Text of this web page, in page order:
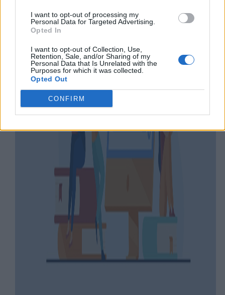
I want to opt-out of processing my
Personal Data for Targeted Advertising.
Opted In
I want to opt-out of Collection, Use,
Retention, Sale, and/or Sharing of my
Personal Data that Is Unrelated with the
Purposes for which it was collected.
Opted Out
CONFIRM